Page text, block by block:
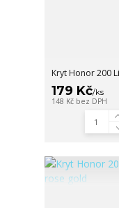
Kryt Honor 200
179 Kč/ks
148 Kč bez DPH